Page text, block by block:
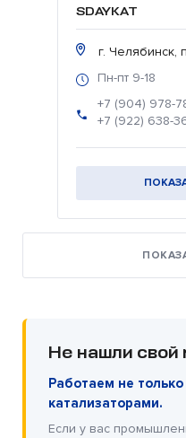
SDAYKAT
г. Челябинск,
Пн-пт 9-18
+7 (904) 978-
+7 (922) 638-
Не нашли свой
Работаем не
катализаторами.
Если у вас